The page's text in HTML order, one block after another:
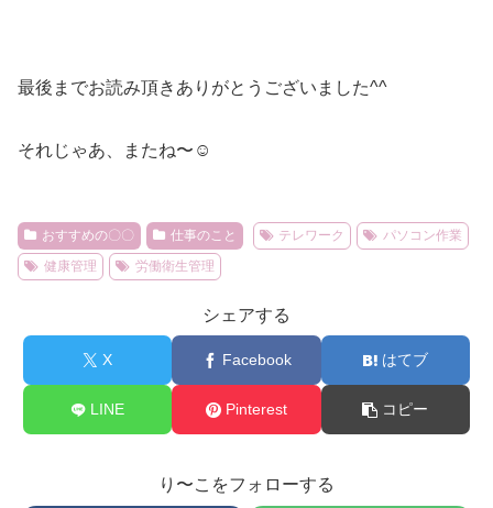
最後までお読み頂きありがとうございました^^
それじゃあ、またね〜☺︎
おすすめの〇〇 仕事のこと テレワーク
パソコン作業
健康管理
労働衛生管理
シェアする
X Facebook はてブ
LINE Pinterest コピー
り〜こをフォローする